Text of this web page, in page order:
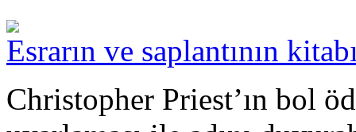
Esrarın ve saplantının
Christopher Priest’ın bol